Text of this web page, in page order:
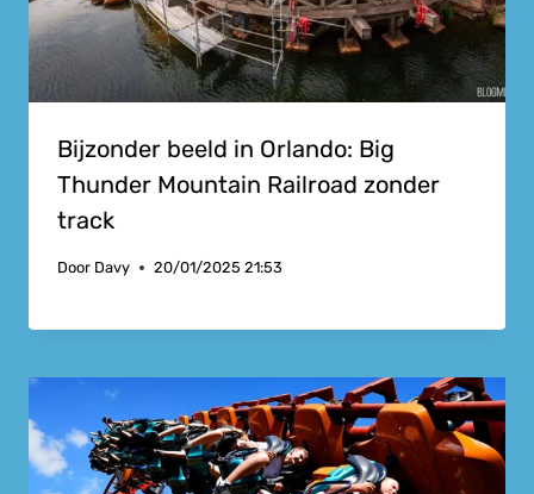
Bijzonder beeld in Orlando: Big
Thunder Mountain Railroad zonder
track
Door Davy 20/01/2025 21:53